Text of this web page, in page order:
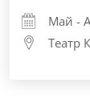
Май -
Театр